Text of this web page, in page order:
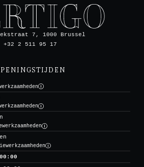
7, 1000 Brussel
+32 2 511 95 17